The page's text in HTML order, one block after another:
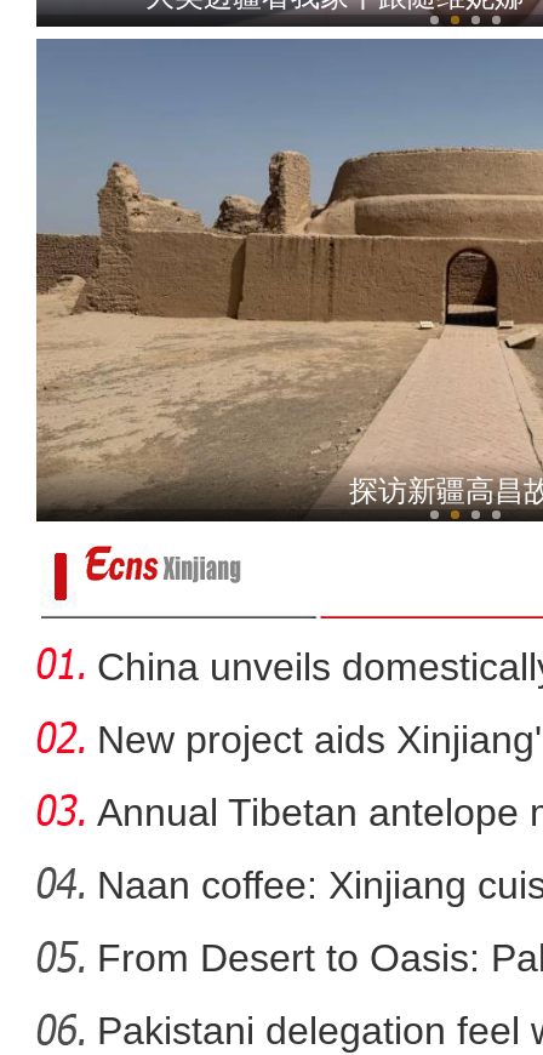
520反诈情景短剧：朋友
新疆乌恰：护学岗警察被萌娃包围，
视频
新疆哈密回王墓：见证边
China unveils
f
New project aids
Annual Tibetan antelope
Naan coffee: Xinjiang
From Desert to Oasis:
Pakistani delegation feel